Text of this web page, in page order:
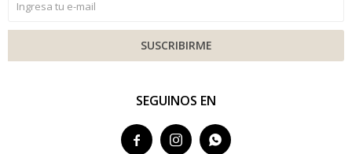
SEGUINOS EN
  
SUSCRIBIRME